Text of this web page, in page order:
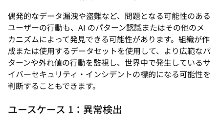
偶発的なデータ漏洩や盗難など、問題となる可能性のある
ユーザーの行動も、AI のパターン認識またはその他のメ
カニズムによって発見できる可能性があります。組織が作
成または使用するデータセットを使用して、より広範なパ
ターンや外れ値の行動を監視し、世界中で発生しているサ
イバーセキュリティ・インシデントの標的になる可能性を
判断することもできます。
ユースケース 1：異常検出